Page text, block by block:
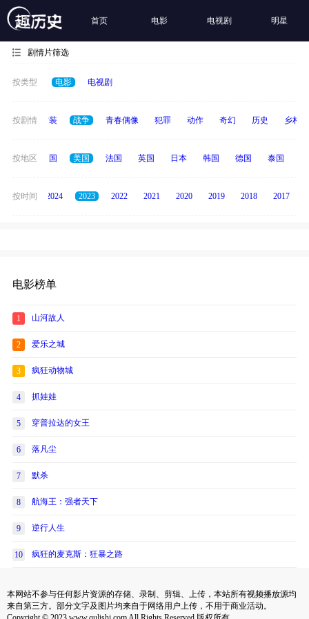
首页 电影 电视剧 明星
剧情片筛选
按类型 电影 电视剧
按剧情
惊悚 古装 战争 青春偶像 犯罪 动作 奇幻 历史 乡村
按地区
全部 中国 美国 法国 英国 日本 韩国 德国 泰国
按时间
2025 2024 2023 2022 2021 2020 2019 2018 2017
电影榜单
1 山河故人
2 爱乐之城
3 疯狂动物城
4 抓娃娃
5 穿普拉达的女王
6 落凡尘
7 默杀
8 航海王：强者天下
9 逆行人生
10 疯狂的麦克斯：狂暴之路
本网站不参与任何影片资源的存储、录制、剪辑、上传，本站所有视频播放源均
来自第三方。部分文字及图片均来自于网络用户上传，不用于商业活动。